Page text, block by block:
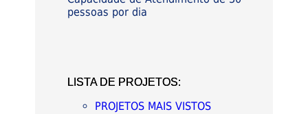
pessoas por dia
LISTA DE PROJETOS:
PROJETOS MAIS VISTOS